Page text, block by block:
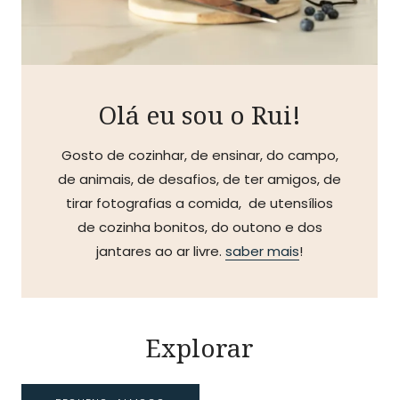
Olá eu sou o Rui!
Gosto de cozinhar, de ensinar, do campo,
de animais, de desafios, de ter amigos, de
tirar fotografias a comida, de utensílios
de cozinha bonitos, do outono e dos
jantares ao ar livre. saber mais!
Explorar